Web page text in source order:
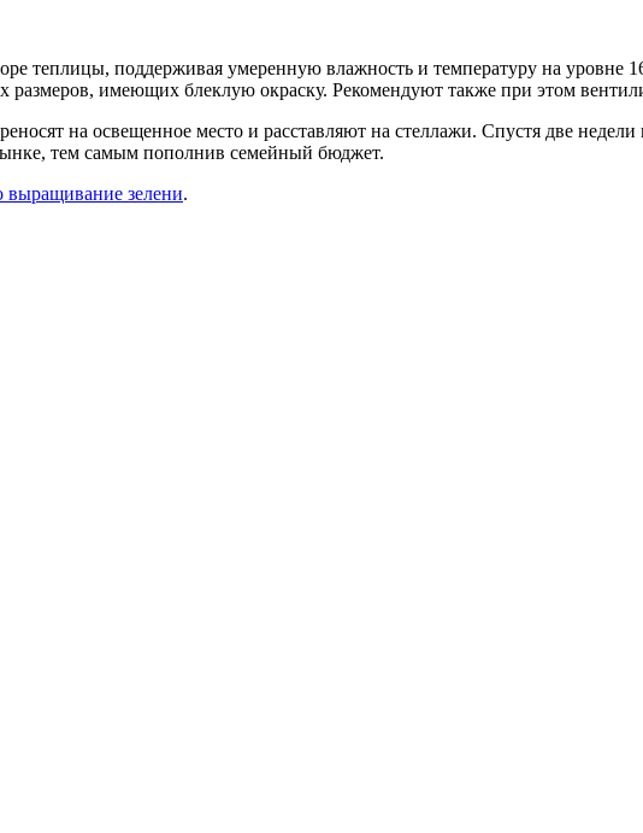
теплицы, поддерживая умеренную влажность и температуру на уровне
размеров, имеющих блеклую окраску. Рекомендуют также при этом
на освещенное место и расставляют на стеллажи. Спустя две недели
тем самым пополнив семейный бюджет.
выращивание зелени.